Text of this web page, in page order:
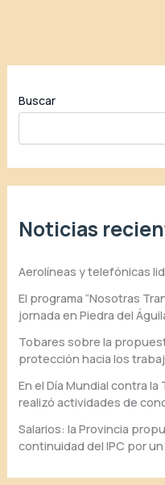
Buscar
Noticias
Aerolíneas y telefónicas
El programa “Nosotras
jornada en Piedra del
Tobares sobre la
protección hacia los
En el Día Mundial contra
realizó actividades de
Salarios: la Provincia
continuidad del IPC por